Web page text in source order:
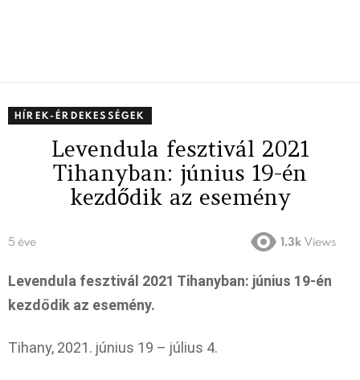
HÍREK-ÉRDEKESSÉGEK
Levendula fesztivál 2021
Tihanyban: június 19-én
kezdődik az esemény
5 éve 1.3k Views
Levendula fesztivál 2021 Tihanyban: június 19-én
kezdődik az esemény.
Tihany, 2021. június 19 – július 4.